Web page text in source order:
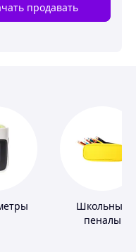
продавать
Школьные
пеналы